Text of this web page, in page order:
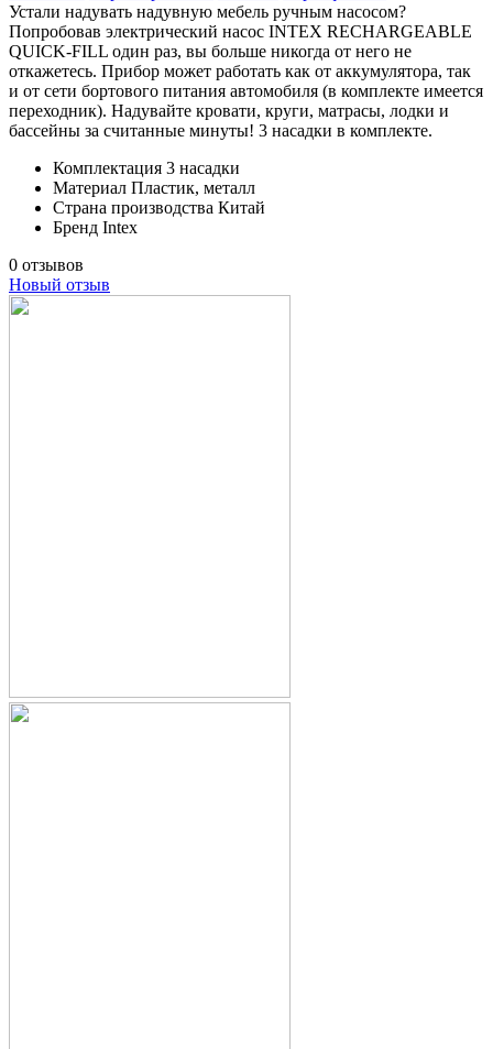
Устали надувать надувную мебель ручным насосом?
Попробовав электрический насос INTEX RECHARGEABLE
QUICK-FILL один раз, вы больше никогда от него не
откажетесь. Прибор может работать как от аккумулятора, так
и от сети бортового питания автомобиля (в комплекте имеется
переходник). Надувайте кровати, круги, матрасы, лодки и
бассейны за считанные минуты! 3 насадки в комплекте.
Комплектация 3 насадки
Материал Пластик, металл
Страна производства Китай
Бренд Intex
0 отзывов
Новый отзыв